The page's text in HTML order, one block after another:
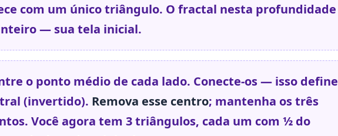
com um único triângulo. O fractal nesta profundidade
— sua tela inicial.
o ponto médio de cada lado. Conecte-os — isso define
(invertido). Remova esse centro; mantenha os três
Você agora tem 3 triângulos, cada um com ½ do